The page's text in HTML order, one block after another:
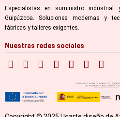
Especialistas en suministro industrial
Guipúzcoa. Soluciones modernas y
fábricas y talleres exigentes.
Nuestras redes sociales